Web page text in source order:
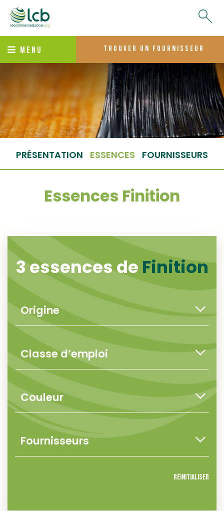
MENU trouver un fournisseur
PRÉSENTATION ESSENCES FOURNISSEURS
Essences Finition
3 essences de Finition
Réinitialiser